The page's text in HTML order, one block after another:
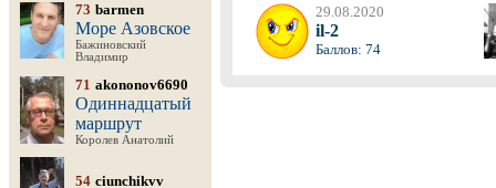
73 barmen
Море Азовское
Бажиновский
Владимир
71 akononov6690
Одиннадцатый
маршрут
Королев Анатолий
54 ciunchikvv
29.08.2020
il-2
Баллов: 74